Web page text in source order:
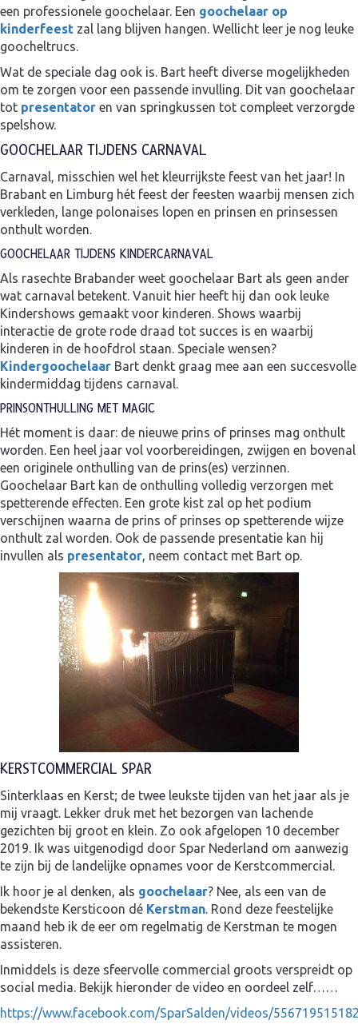
een professionele goochelaar. Een goochelaar op
kinderfeest zal lang blijven hangen. Wellicht leer je nog leuke
goocheltrucs.
Wat de speciale dag ook is. Bart heeft diverse mogelijkheden
om te zorgen voor een passende invulling. Dit van goochelaar
tot presentator en van springkussen tot compleet verzorgde
spelshow.
GOOCHELAAR TIJDENS CARNAVAL
Carnaval, misschien wel het kleurrijkste feest van het jaar! In
Brabant en Limburg hét feest der feesten waarbij mensen zich
verkleden, lange polonaises lopen en prinsen en prinsessen
onthult worden.
GOOCHELAAR TIJDENS KINDERCARNAVAL
Als rasechte Brabander weet goochelaar Bart als geen ander
wat carnaval betekent. Vanuit hier heeft hij dan ook leuke
Kindershows gemaakt voor kinderen. Shows waarbij
interactie de grote rode draad tot succes is en waarbij
kinderen in de hoofdrol staan. Speciale wensen?
Kindergoochelaar Bart denkt graag mee aan een succesvolle
kindermiddag tijdens carnaval.
PRINSONTHULLING MET MAGIC
Hét moment is daar: de nieuwe prins of prinses mag onthult
worden. Een heel jaar vol voorbereidingen, zwijgen en bovenal
een originele onthulling van de prins(es) verzinnen.
Goochelaar Bart kan de onthulling volledig verzorgen met
spetterende effecten. Een grote kist zal op het podium
verschijnen waarna de prins of prinses op spetterende wijze
onthult zal worden. Ook de passende presentatie kan hij
invullen als presentator, neem contact met Bart op.
KERSTCOMMERCIAL SPAR
Sinterklaas en Kerst; de twee leukste tijden van het jaar als je
mij vraagt. Lekker druk met het bezorgen van lachende
gezichten bij groot en klein. Zo ook afgelopen 10 december
2019. Ik was uitgenodigd door Spar Nederland om aanwezig
te zijn bij de landelijke opnames voor de Kerstcommercial.
Ik hoor je al denken, als goochelaar? Nee, als een van de
bekendste Kersticoon dé Kerstman. Rond deze feestelijke
maand heb ik de eer om regelmatig de Kerstman te mogen
assisteren.
Inmiddels is deze sfeervolle commercial groots verspreidt op
social media. Bekijk hieronder de video en oordeel zelf……
https://www.facebook.com/SparSalden/videos/